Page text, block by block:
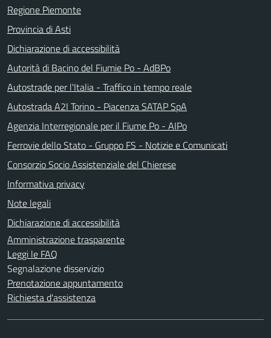
Regione Piemonte
Provincia di Asti
Dichiarazione di accessibilità
Autorità di Bacino del Fiumie Po - AdBPo
Autostrade per l'Italia - Traffico in tempo reale
Autostrada A2I Torino - Piacenza SATAP SpA
Agenzia Interregionale per il Fiume Po - AIPo
Ferrovie dello Stato - Gruppo FS - Notizie e Comunicati
Consorzio Socio Assistenziale del Chierese
Informativa privacy
Note legali
Dichiarazione di accessibilità
Amministrazione trasparente
Leggi le FAQ
Segnalazione disservizio
Prenotazione appuntamento
Richiesta d'assistenza